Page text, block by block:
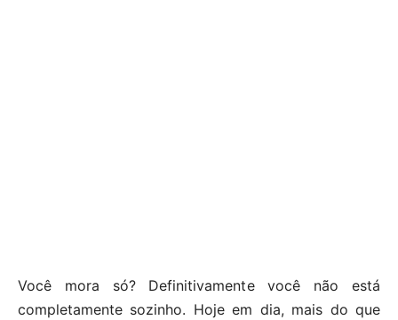
Você mora só? Definitivamente você não está
completamente sozinho. Hoje em dia, mais do que